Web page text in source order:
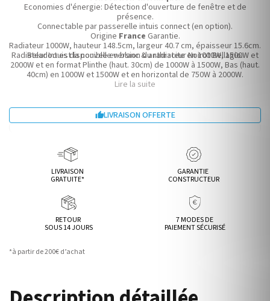
Economies d'énergie: Détection d'ouverture de fenêtre et de
présence.
Connectable par passerelle intuis connect (en option).
Origine France Garantie.
Radiateur 1000W, hauteur 148.5cm, largeur 40.7 cm, épaisseur 15.6cm.
Beladoo est la nouvelle version du radiateur Noirot Bellagio.
Radiateur Intuis disponible en blanc & anthracite en 1000W, 1500W et
2000W et en format Plinthe (haut. 30cm) de 1000W à 1500W, Bas (haut.
40cm) en 1000W et 1500W et en horizontal de 750W à 2000W.
Lire la suite
LIVRAISON OFFERTE
LIVRAISON
GRATUITE*
GARANTIE
CONSTRUCTEUR
RETOUR
SOUS 14 JOURS
7 MODES DE
PAIEMENT SÉCURISÉ
*à partir de 200€ d’achat